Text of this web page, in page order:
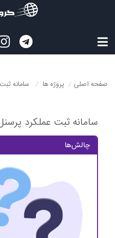
صفحه اصلی پروژه ها سامانه
سامانه ثبت عملکرد
چالش‌ها